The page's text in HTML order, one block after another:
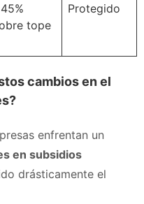
tope
Protegido
cambios en el
enfrentan un
en subsidios
drásticamente el